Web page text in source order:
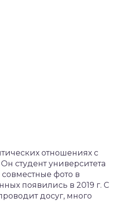
отношениях с
студент университета
фото в
появились в 2019 г. С
досуг, много